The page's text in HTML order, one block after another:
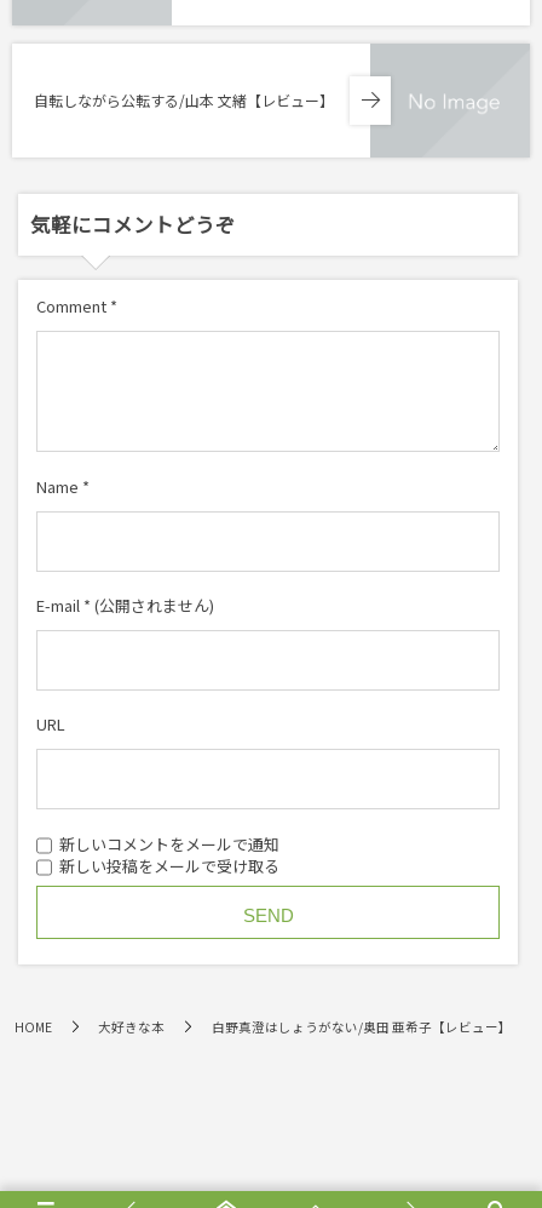
自転しながら公転する/山本 文緒【レビュー】
気軽にコメントどうぞ
Comment *
Name *
E-mail * (公開されません)
URL
新しいコメントをメールで通知
新しい投稿をメールで受け取る
HOME 大好きな本 白野真澄はしょうがない/奥田 亜希子【レビュー】